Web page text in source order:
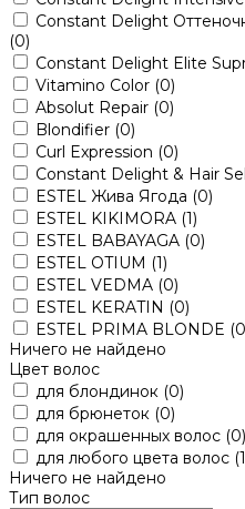
Constant Delight
(0)
Constant Delight Elite
Vitamino Color (0)
Absolut Repair (0)
Blondifier (0)
Curl Expression (0)
Constant Delight & Hair
ESTEL Жива Ягода (0)
ESTEL KIKIMORA (1)
ESTEL BABAYAGA (0)
ESTEL OTIUM (1)
ESTEL VEDMA (0)
ESTEL KERATIN (0)
ESTEL PRIMA BLONDE
Ничего не найдено
Цвет волос
для блондинок (0)
для брюнеток (0)
для окрашенных волос (0)
для любого цвета волос
Ничего не найдено
Тип волос